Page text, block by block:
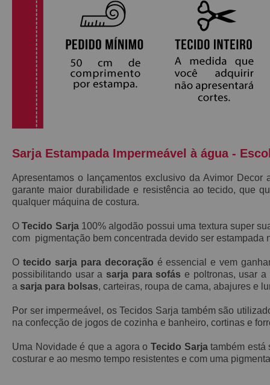
Sarja Estampada Impermeável à água -
Apresentamos o lançamentos exclusivo da Avimor Decor
garante maior durabilidade e resistência ao tecido, que
qualquer máquina de costura.
OTecido Sarja100% algodão possui uma textura super
com pigmentação bem concentrada devido ser estampada
O tecido sarja para decoração é essencial e vem
possibilitando usar a sarja para sofás e poltronas, usar a
a sarja para bolsas, carteiras, roupa de cama, abajures e
Por ser impermeável, os Tecidos Sarja também são
na confecção de jogos de cozinha e banheiro, cortinas e
Uma Novidade é que a agora o Tecido Sarjatambém está
costurar e ao mesmo tempo resistentes e com uma